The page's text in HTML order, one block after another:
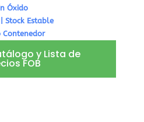
Óxido
Stock Estable
Contenedor
y Lista de
FOB